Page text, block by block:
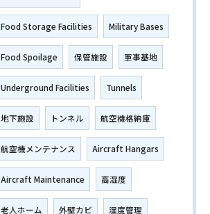
Food Storage Facilities Military Bases
Food Spoilage 保管施設 軍事基地
Underground Facilities Tunnels
地下施設 トンネル 航空機格納庫
航空機メンテナンス Aircraft Hangars
Aircraft Maintenance 高湿度
老人ホーム 外壁カビ 湿度管理